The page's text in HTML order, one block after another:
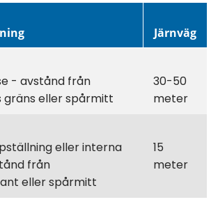
Järnväg
- avstånd från
eller spårmitt
30-50
meter
eller interna
från
eller spårmitt
15
meter